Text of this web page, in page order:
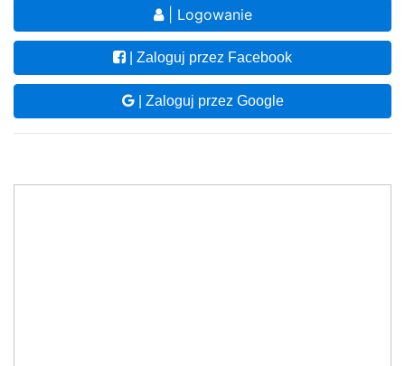
| Logowanie
| Zaloguj przez Facebook
| Zaloguj przez Google